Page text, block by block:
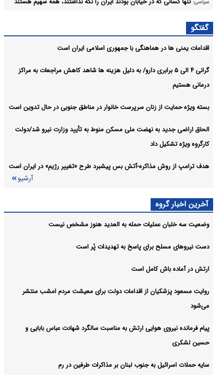
سیاسی:
سیاسی: جاری شدن قرآن در محیط کار، اعتماد عمومی را افزایش می‌دهد
آرشیو
گفتگو
اقدامات یمنی ها در هماهنگی با جمهوری اسلامی ایران است
گرانی ۴ الی ۵ برابری دارو/ به دلیل هزینه ها شاهد کاهش مراجعات به مراکز
درمانی هستیم
بسته ویژه حمایت از زنان سرپرست خانوار در مناطق جنوبی در حال تدوین است
الحاق اراضی جدید به نهضت ملی مسکن منوط به تأیید وزارت نیرو شد/دولت
کارگروه ویژه تشکیل داد
هدف ترامپ از روش مذاکره-آتش بس پیشبرد طرح «تغییر رژیم» در ایران است
آرشیو
آخرین اخبار گروه
وضعیت سه خلبان عملیات حمله به العدید هنوز مشخص نیست
دست نیروهای مسلح برای پاسخ به تهدیدات پُر است
ارتش در آماده باش کامل است
روایت مسعود پزشکیان از اقدامات دولت برای معیشت مردم امشب منتشر
می‌شود
پیام فرمانده نیروی هوایی ارتش به مناسبت سالگرد شهادت عباس بابایی و
حسین لشکری
سایه حملات اسرائیل به جنوب لبنان بر مذاکرات طرفین در رم